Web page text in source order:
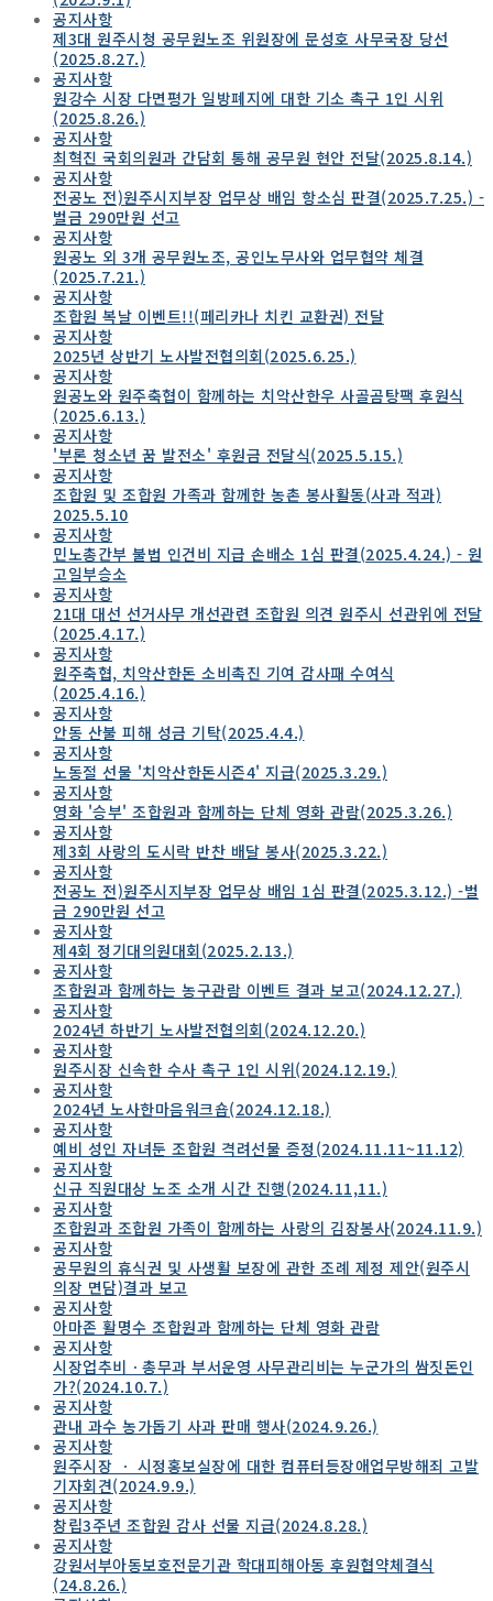
공지사항
제3대 원주시청 공무원노조 위원장에 문성호 사무국장 당선
(2025.8.27.)
공지사항
원강수 시장 다면평가 일방폐지에 대한 기소 촉구 1인 시위
(2025.8.26.)
공지사항
최혁진 국회의원과 간담회 통해 공무원 현안 전달(2025.8.14.)
공지사항
전공노 전)원주시지부장 업무상 배임 항소심 판결(2025.7.25.) -
벌금 290만원 선고
공지사항
원공노 외 3개 공무원노조, 공인노무사와 업무협약 체결
(2025.7.21.)
공지사항
조합원 복날 이벤트!!(페리카나 치킨 교환권) 전달
공지사항
2025년 상반기 노사발전협의회(2025.6.25.)
공지사항
원공노와 원주축협이 함께하는 치악산한우 사골곰탕팩 후원식
(2025.6.13.)
공지사항
'부론 청소년 꿈 발전소' 후원금 전달식(2025.5.15.)
공지사항
조합원 및 조합원 가족과 함께한 농촌 봉사활동(사과 적과)
2025.5.10
공지사항
민노총간부 불법 인건비 지급 손배소 1심 판결(2025.4.24.) - 원
고일부승소
공지사항
21대 대선 선거사무 개선관련 조합원 의견 원주시 선관위에 전달
(2025.4.17.)
공지사항
원주축협, 치악산한돈 소비촉진 기여 감사패 수여식
(2025.4.16.)
공지사항
안동 산불 피해 성금 기탁(2025.4.4.)
공지사항
노동절 선물 '치악산한돈시즌4' 지급(2025.3.29.)
공지사항
영화 '승부' 조합원과 함께하는 단체 영화 관람(2025.3.26.)
공지사항
제3회 사랑의 도시락 반찬 배달 봉사(2025.3.22.)
공지사항
전공노 전)원주시지부장 업무상 배임 1심 판결(2025.3.12.) -벌
금 290만원 선고
공지사항
제4회 정기대의원대회(2025.2.13.)
공지사항
조합원과 함께하는 농구관람 이벤트 결과 보고(2024.12.27.)
공지사항
2024년 하반기 노사발전협의회(2024.12.20.)
공지사항
원주시장 신속한 수사 촉구 1인 시위(2024.12.19.)
공지사항
2024년 노사한마음워크숍(2024.12.18.)
공지사항
예비 성인 자녀둔 조합원 격려선물 증정(2024.11.11~11.12)
공지사항
신규 직원대상 노조 소개 시간 진행(2024.11,11.)
공지사항
조합원과 조합원 가족이 함께하는 사랑의 김장봉사(2024.11.9.)
공지사항
공무원의 휴식권 및 사생활 보장에 관한 조례 제정 제안(원주시
의장 면담)결과 보고
공지사항
아마존 활명수 조합원과 함께하는 단체 영화 관람
공지사항
시장업추비ㆍ총무과 부서운영 사무관리비는 누군가의 쌈짓돈인
가?(2024.10.7.)
공지사항
관내 과수 농가돕기 사과 판매 행사(2024.9.26.)
공지사항
원주시장 ㆍ 시정홍보실장에 대한 컴퓨터등장애업무방해죄 고발
기자회견(2024.9.9.)
공지사항
창립3주년 조합원 감사 선물 지급(2024.8.28.)
공지사항
강원서부아동보호전문기관 학대피해아동 후원협약체결식
(24.8.26.)